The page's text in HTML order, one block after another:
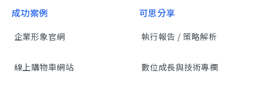
成功案例
企業形象官網
線上購物車網站
可思分享
執行報告 / 策略解析
數位成長與技術專欄